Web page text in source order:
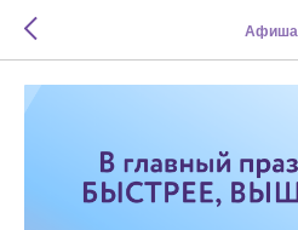
Афиша